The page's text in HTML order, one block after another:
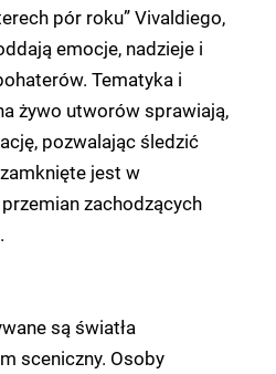
pór roku” Vivaldiego,
emocje, nadzieje i
Tematyka i
żywo utworów sprawiają,
pozwalając śledzić
jest w
zachodzących
są światła
sceniczny. Osoby